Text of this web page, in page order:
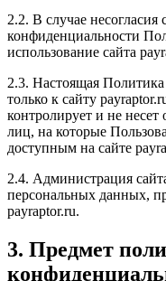
2.2. В случае
конфиденциальности
использование сайта
2.3. Настоящая
только к сайту
контролирует и не несет
лиц, на которые
доступным на сайте
2.4. Администрация
персональных данных,
payraptor.ru.
3. Предмет